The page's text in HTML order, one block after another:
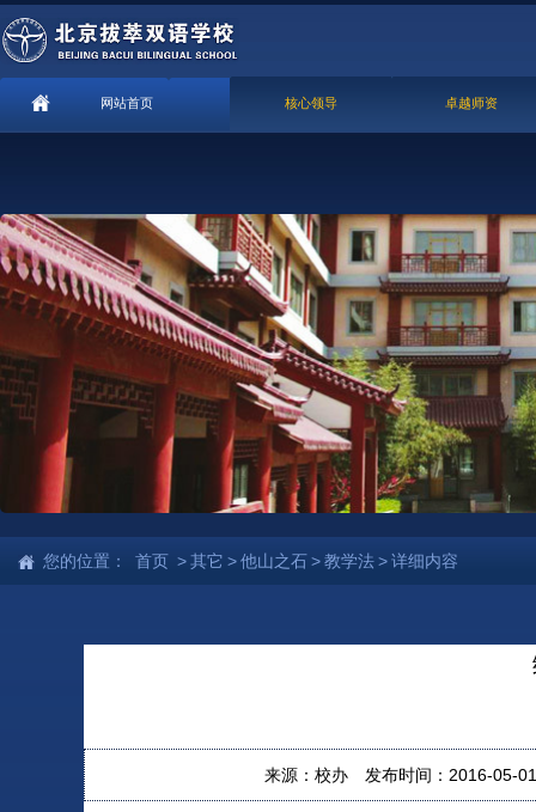
网站首页 核心领导 卓越师资
您的位置： 首页 >其它 >他山之石>教学法>详细内容
来源：校办 发布时间：2016-05-